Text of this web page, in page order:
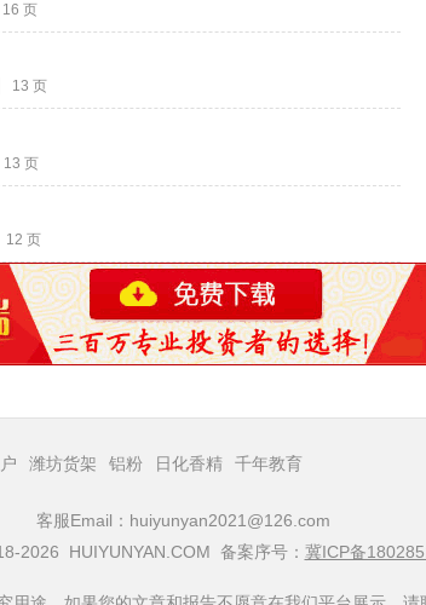
16 页
13 页
13 页
12 页
潍坊货架 铝粉 日化香精 千年教育
客服Email：huiyunyan2021@126.com
2026 HUIYUNYAN.COM 备案序号： 冀ICP备